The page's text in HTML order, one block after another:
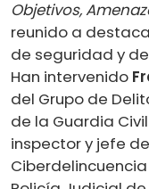
Objetivos,
reunido a
de seguridad y
Han intervenido
del Grupo de
de la Guardia
inspector y jefe